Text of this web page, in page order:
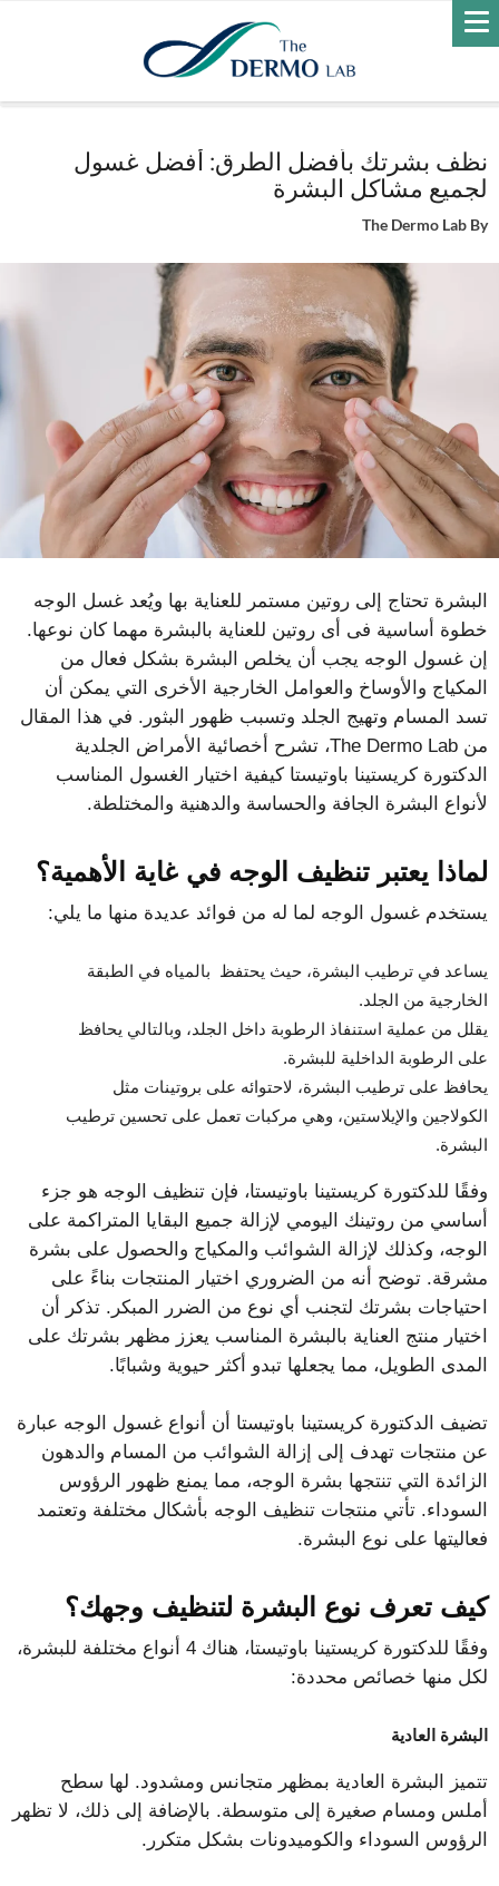
Home العناية اليومية
نظف بشرتك بأفضل الطرق: أفضل
غسول لجميع مشاكل البشرة
نظف بشرتك بأفضل الطرق: أفضل غسول
لجميع مشاكل البشرة
By
The Dermo Lab
البشرة تحتاج إلى روتين مستمر للعناية بها ويُعد غسل الوجه
خطوة أساسية فى أى روتين للعناية بالبشرة مهما كان نوعها.
إن غسول الوجه يجب أن يخلص البشرة بشكل فعال من
المكياج والأوساخ والعوامل الخارجية الأخرى التي يمكن أن
تسد المسام وتهيج الجلد وتسبب ظهور البثور. في هذا المقال
من The Dermo Lab، تشرح أخصائية الأمراض الجلدية
الدكتورة كريستينا باوتيستا كيفية اختيار الغسول المناسب
لأنواع البشرة الجافة والحساسة والدهنية والمختلطة.
لماذا يعتبر تنظيف الوجه في غاية الأهمية؟
يستخدم غسول الوجه لما له من فوائد عديدة منها ما يلي:
يساعد في ترطيب البشرة، حيث يحتفظ بالمياه في الطبقة
الخارجية من الجلد.
يقلل من عملية استنفاذ الرطوبة داخل الجلد، وبالتالي يحافظ
على الرطوبة الداخلية للبشرة.
يحافظ على ترطيب البشرة، لاحتوائه على بروتينات مثل
الكولاجين والإيلاستين، وهي مركبات تعمل على تحسين ترطيب
البشرة.
وفقًا للدكتورة كريستينا باوتيستا، فإن تنظيف الوجه هو جزء
أساسي من روتينك اليومي لإزالة جميع البقايا المتراكمة على
الوجه، وكذلك لإزالة الشوائب والمكياج والحصول على بشرة
مشرقة. توضح أنه من الضروري اختيار المنتجات بناءً على
احتياجات بشرتك لتجنب أي نوع من الضرر المبكر. تذكر أن
اختيار منتج العناية بالبشرة المناسب يعزز مظهر بشرتك على
المدى الطويل، مما يجعلها تبدو أكثر حيوية وشبابًا.
تضيف الدكتورة كريستينا باوتيستا أن أنواع غسول الوجه عبارة
عن منتجات تهدف إلى إزالة الشوائب من المسام والدهون
الزائدة التي تنتجها بشرة الوجه، مما يمنع ظهور الرؤوس
السوداء. تأتي منتجات تنظيف الوجه بأشكال مختلفة وتعتمد
فعاليتها على نوع البشرة.
كيف تعرف نوع البشرة لتنظيف وجهك؟
وفقًا للدكتورة كريستينا باوتيستا، هناك 4 أنواع مختلفة للبشرة،
لكل منها خصائص محددة:
البشرة العادية
تتميز البشرة العادية بمظهر متجانس ومشدود. لها سطح
أملس ومسام صغيرة إلى متوسطة. بالإضافة إلى ذلك، لا تظهر
الرؤوس السوداء والكوميدونات بشكل متكرر.